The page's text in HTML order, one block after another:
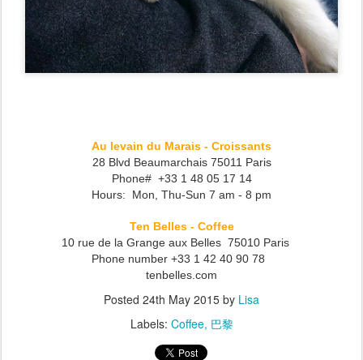
Au levain du Marais - Croissants
28 Blvd Beaumarchais 75011 Paris
Phone# +33 1 48 05 17 14
Hours: Mon, Thu-Sun 7 am - 8 pm
Ten Belles - Coffee
10 rue de la Grange aux Belles 75010 Paris
Phone number +33 1 42 40 90 78
tenbelles.com
Posted 24th May 2015 by Lisa
Labels: Coffee 巴黎